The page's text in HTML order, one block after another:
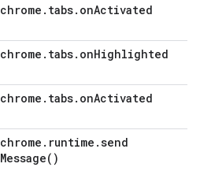
chrome . tabs. onActivated
chrome . tabs. onHighlighted
chrome . tabs. onActivated
chrome . runtime .send
Message( )